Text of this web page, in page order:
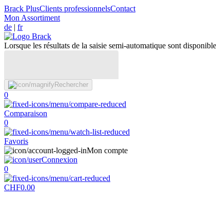
Brack PlusClients professionnelsContact
Mon Assortiment
de | fr
Lorsque les résultats de la saisie semi-automatique sont
Rechercher
0
Comparaison
0
Favoris
Mon compte
Connexion
0
CHF0.00